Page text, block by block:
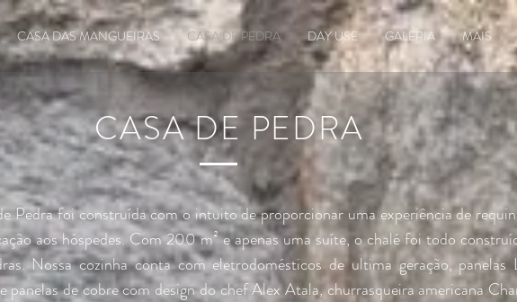
CASA DAS MANGUEIRAS CASA DE PEDRA DAY USE GALERIA MAIS
CASA DE PEDRA
Pedra foi construída com o intuito de proporcionar uma experiência de
aos hóspedes. Com 200 m² e apenas uma suíte, o chalé foi todo
Nossa cozinha conta com eletrodomésticos de ultima geração, panelas
panelas de cobre com design do chef Alex Atala, churrasqueira americana